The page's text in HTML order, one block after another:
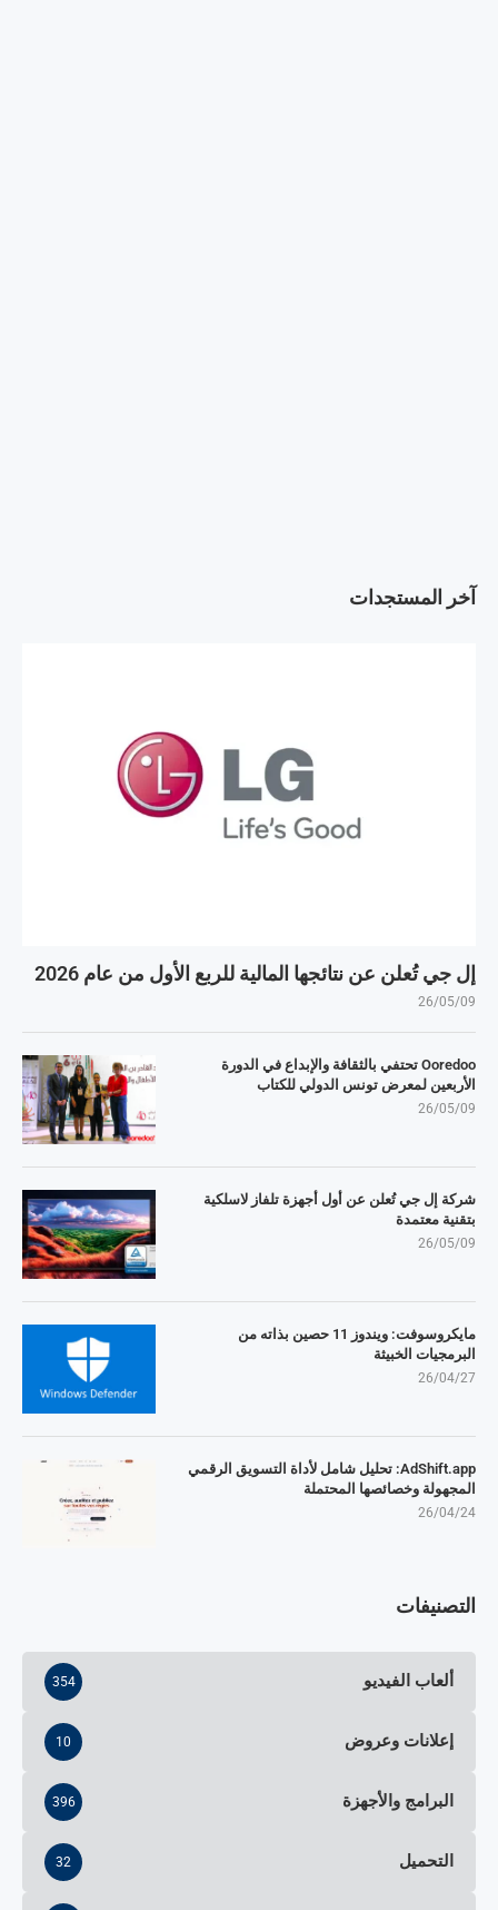
آخر المستجدات
إل جي تُعلن عن نتائجها المالية للربع الأول من عام 2026
26/05/09
Ooredoo تحتفي بالثقافة والإبداع في الدورة
الأربعين لمعرض تونس الدولي للكتاب
26/05/09
شركة إل جي تُعلن عن أول أجهزة تلفاز لاسلكية
بتقنية معتمدة
26/05/09
مايكروسوفت: ويندوز 11 حصين بذاته من
البرمجيات الخبيثة
26/04/27
AdShift.app: تحليل شامل لأداة التسويق الرقمي
المجهولة وخصائصها المحتملة
26/04/24
التصنيفات
ألعاب الفيديو 354
إعلانات وعروض 10
البرامج والأجهزة 396
التحميل 32